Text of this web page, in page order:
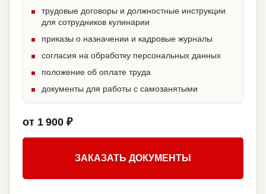
трудовые договоры и должностные инструкции
для сотрудников кулинарии
приказы о назначении и кадровые журналы
согласия на обработку персональных данных
положение об оплате труда
документы для работы с самозанятыми
от 1 900 ₽
ЗАКАЗАТЬ ДОКУМЕНТЫ